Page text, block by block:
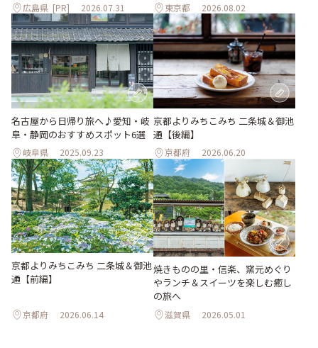
広島県 [PR] 2026.07.31 東京都 2026.08.02
名古屋から日帰り旅へ♪愛知・岐
阜・静岡のおすすめスポット6選
岐阜県 2025.09.23
京都よりみちこみち 二条城＆御池
通【後編】
京都府 2026.06.20
京都よりみちこみち 二条城＆御池
通【前編】
京都府 2026.06.14
焼きものの里・信楽、窯元めぐり
やランチ＆スイーツを楽しむ癒し
の旅へ
滋賀県 2026.05.01